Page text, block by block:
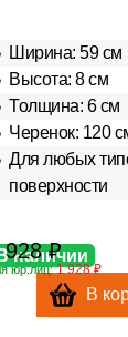
Ширина: 59 см
Высота: 8 см
Толщина: 6 см
Черенок: 120
Для любых
поверхности
наличии
928 ₽
юр.лиц:1 928 ₽
В